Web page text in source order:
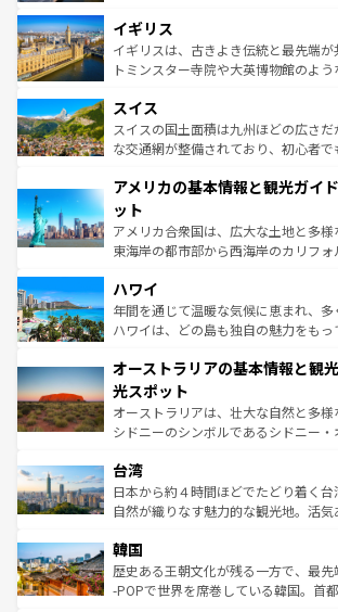
いる。シャンパンの発祥地であるラン
香り高いラベンダー畑など、多彩な
らに、パリ以外の地域にも魅力が溢
れる地方に足を運ぶとそれぞれで全く
きるだろう。 なお、新着のフラン
を参照してほしい。
顔を持つこの国は、どこを歩いても飽
ルリンの文化的活気、バイエルン州
してライン川沿いのワイン畑といっ
は、お酒好きな人にはぜひ体験してほしい。 なお
ドイツ情報はコンテンツ一覧を参照
イギリス
イギリスは、古きよき伝統と最先端
トミンスター寺院や大英博物館のよ
リアごとに異なる魅力がある。また、
ティー、ビール好きにはたまらない
戦など、本場だからこそできる体験
ンツ一覧を参照してほしい。
スイス
スイスの国土面積は九州ほどの広さ
な交通網が整備されており、初心者
の建物がそのまま残る町や、スイスな
博物館もあり、アルプス観光だけでな
ことができる。国民の所得が高いため
者向けの交通パス提供のサービスも
着のスイス情報は
アメリカの基本情報と観光ガイ
ット
アメリカ合衆国は、広大な土地と多様
東海岸の都市部から西海岸のカリフ
のような巨大都市は、観光、ショッピ
ンメントが詰まった刺激的なスポッ
西部には大自然が広がり、グランド
部のニューオーリンズでは、音楽と美
文化が魅力。旅行者はアメリカの各地
しみながら、その多様性と豊かな歴史
るだろう。車でのロードトリップや列
情報は
ハワイ
年間を通じて温暖な気候に恵まれ、
ハワイは、どの島も独自の魅力をも
ワイ島は見逃せない。また、定番の観
島だが、静かな自然を求めるならマウ
おすすめ。エメラルドグリーンに輝く
文化や歴史が息づいている。「アロ
人々、おいしいローカルフードやハワ
ク、伝統的なフラダンスなど、すべ
っている。訪れるたびに新しい発見と
はコンテンツ一覧
オーストラリアの基本情報と観
光スポット
オーストラリアは、壮大な自然と多様
シドニーのシンボルであるシドニー
リアリーフや大陸中央部にそびえるウ
ク）、タスマニアの美しい原生林や
ど、見どころがたくさん。また、カ
いる。アクティビティも充実しており
ビング、ハイキングなど、アウトドア
い。オーストラリアの多彩な魅力を
台湾
日本から約４時間ほどでたどり着く
自然が織りなす魅力的な観光地。活
ン）、静ひつな山岳地帯である台湾東
と山間の静けさが共存しており、訪
驚きをもたらしてくれる。また、奥
韓国
歴史ある王朝文化が残る一方で、最
-POPで世界を席巻している韓国。首